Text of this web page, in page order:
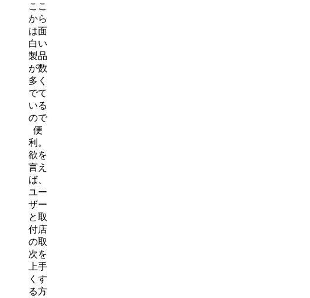
ここ
から
は面
白い
製品
が数
多く
でて
いる
ので
便
利。
欲を
言え
ば、
ユー
ザー
と取
付店
の取
次を
上手
くす
る方